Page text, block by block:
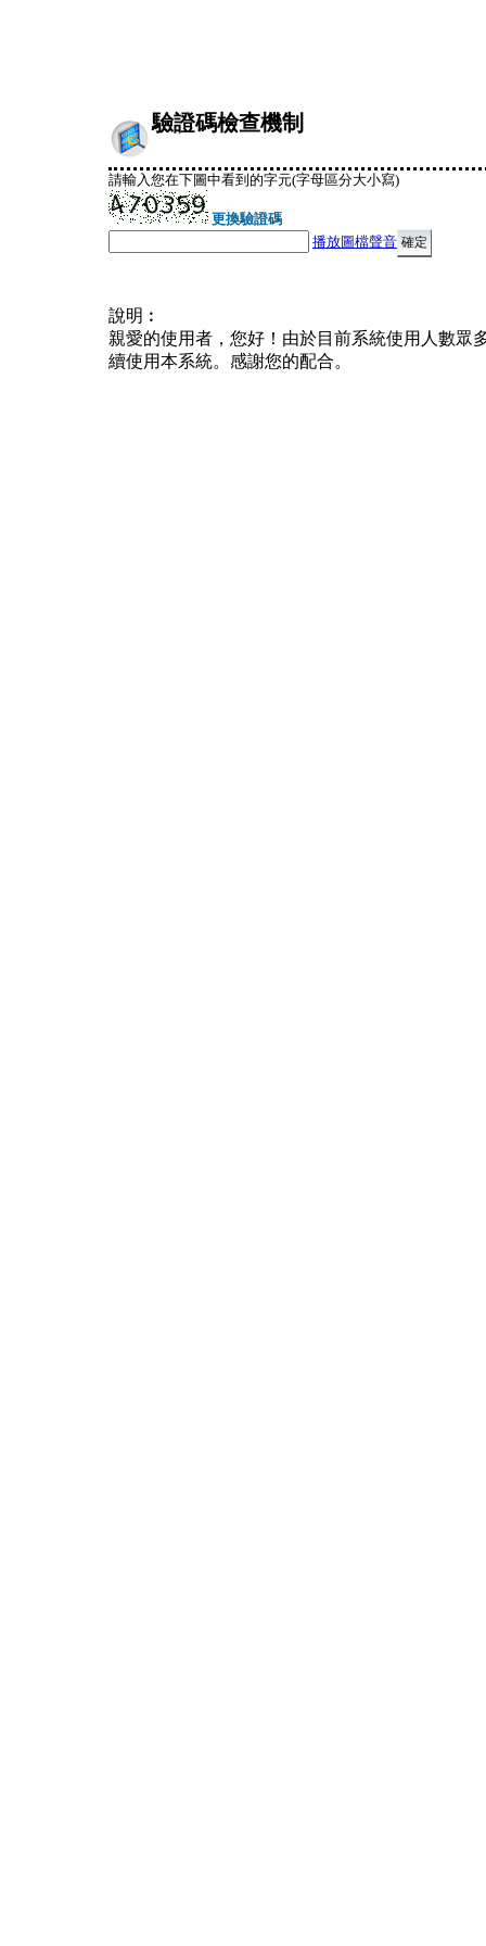
驗證碼檢查機制
請輸入您在下圖中看到的字元(字母區分大小寫)
更換驗證碼
播放圖檔聲音
說明︰
親愛的使用者，您好！由於目前系統使用人數眾
續使用本系統。感謝您的配合。